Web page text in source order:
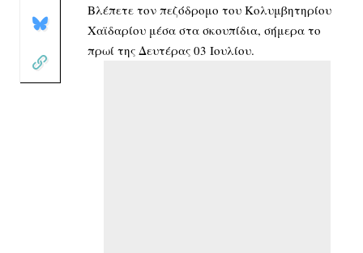
Βλέπετε τον πεζόδρομο του Κολυμβητηρίου
Χαϊδαρίου μέσα στα σκουπίδια, σήμερα το
πρωί της Δευτέρας 03 Ιουλίου.